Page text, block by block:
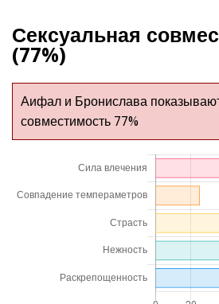
Сексуальная
(77%)
Аифал и Бронислава
совместимость 77%